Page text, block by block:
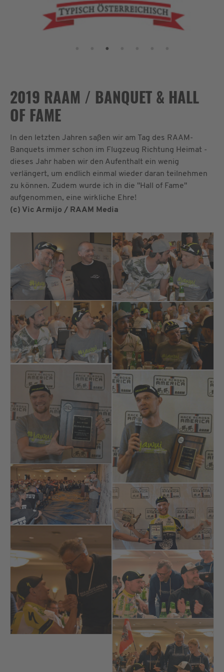
2019 RAAM / BANQUET & HALL
OF FAME
In den letzten Jahren saßen wir am Tag des RAAM-
Banquets immer schon im Flugzeug Richtung Heimat -
dieses Jahr haben wir den Aufenthalt ein wenig
verlängert, um endlich einmal wieder daran teilnehmen
zu können. Zudem wurde ich in die "Hall of Fame"
aufgenommen, eine wirkliche Ehre!
(c) Vic Armijo / RAAM Media